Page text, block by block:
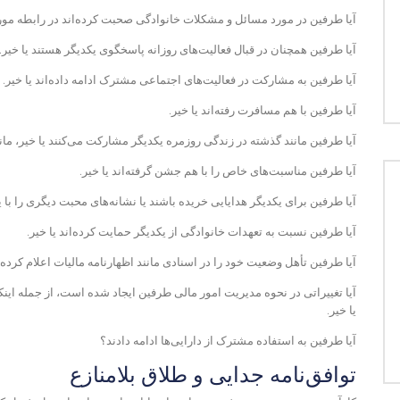
آیا طرفین در مورد مسائل و مشکلات خانوادگی صحبت کرده‌اند در رابطه
آیا طرفین همچنان در قبال فعالیت‌های روزانه پاسخگوی یکدیگر هستند یا خیر.
آیا طرفین به مشارکت در فعالیت‌های اجتماعی مشترک ادامه داده‌اند یا خیر.
آیا طرفین با هم مسافرت رفته‌اند یا خیر.
آیا طرفین مانند گذشته در زندگی روزمره یکدیگر مشارکت می‌کنند یا خیر،
آیا طرفین مناسبت‌های خاص را با هم جشن گرفته‌اند یا خیر.
آیا طرفین برای یکدیگر هدایایی خریده باشند یا نشانه‌های محبت دیگری را با
آیا طرفین نسبت به تعهدات خانوادگی از یکدیگر حمایت کرده‌اند یا خیر.
آیا طرفین تأهل وضعیت خود را در اسنادی مانند اظهارنامه مالیات اعلام
آیا تغییراتی در نحوه مدیریت امور مالی طرفین ایجاد شده است، از جمله
یا خیر.
آیا طرفین به استفاده مشترک از دارایی‌ها ادامه دادند؟
توافق‌نامه جدایی و طلاق بلامنازع